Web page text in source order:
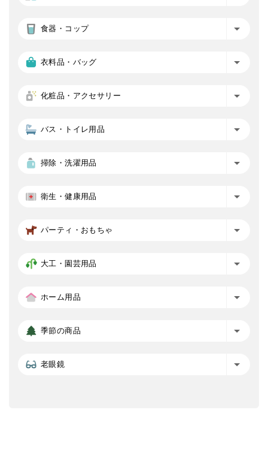
食器・コップ
衣料品・バッグ
化粧品・アクセサリー
バス・トイレ用品
掃除・洗濯用品
衛生・健康用品
パーティ・おもちゃ
大工・園芸用品
ホーム用品
季節の商品
老眼鏡